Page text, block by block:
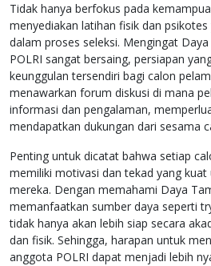
Tidak hanya berfokus pada
menyediakan latihan fisik dan
dalam proses seleksi. Mengingat
POLRI sangat bersaing, persiapan
keunggulan tersendiri bagi calon
menawarkan forum diskusi di mana
informasi dan pengalaman,
mendapatkan dukungan dari sesama
Penting untuk dicatat bahwa setiap
memiliki motivasi dan tekad yang
mereka. Dengan memahami Daya
memanfaatkan sumber daya seperti
tidak hanya akan lebih siap secara
dan fisik. Sehingga, harapan untuk
anggota POLRI dapat menjadi lebih